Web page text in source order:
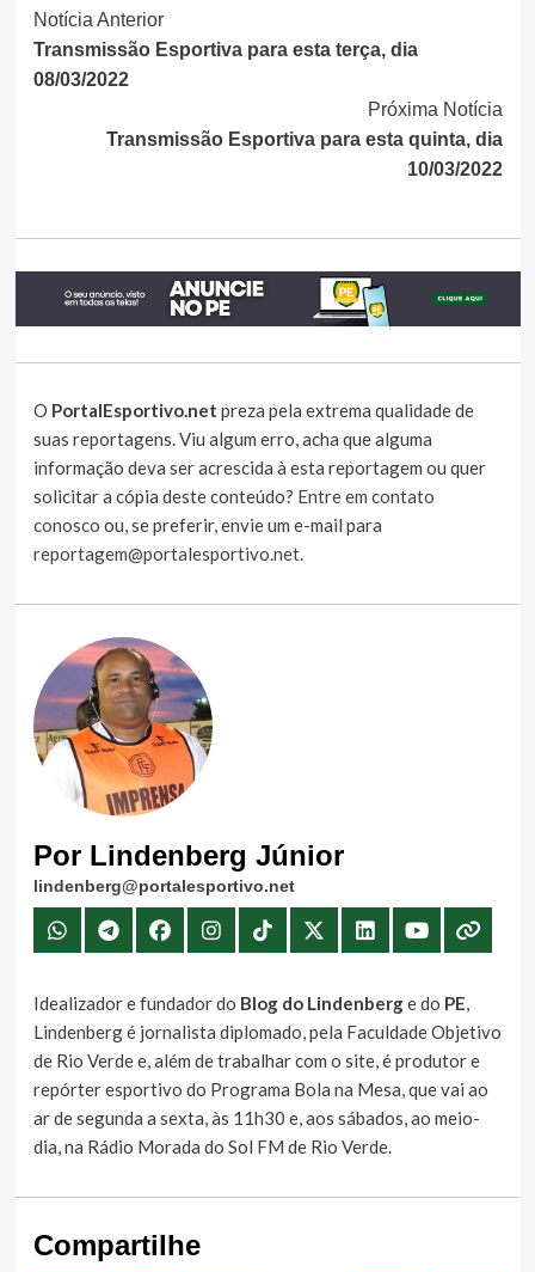
Continue
Lendo
Notícia Anterior
Transmissão Esportiva para esta terça, dia
08/03/2022
Próxima Notícia
Transmissão Esportiva para esta quinta, dia
10/03/2022
O PortalEsportivo.net preza pela extrema qualidade de
suas reportagens. Viu algum erro, acha que alguma
informação deva ser acrescida à esta reportagem ou quer
solicitar a cópia deste conteúdo? Entre em contato
conosco ou, se preferir, envie um e-mail para
reportagem@portalesportivo.net.
Por Lindenberg Júnior
lindenberg@portalesportivo.net
Idealizador e fundador do Blog do Lindenberge do PE,
Lindenberg é jornalista diplomado, pela Faculdade Objetivo
de Rio Verde e, além de trabalhar com o site, é produtor e
repórter esportivo do Programa Bola na Mesa, que vai ao
ar de segunda a sexta, às 11h30 e, aos sábados, ao meio-
dia, na Rádio Morada do Sol FM de Rio Verde.
Compartilhe